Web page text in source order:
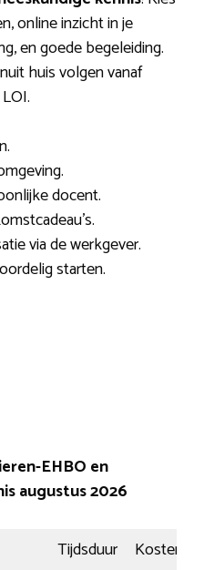
online inzicht in je
en goede begeleiding.
huis volgen vanaf
docent.
via de werkgever.
starten.
EHBO en
augustus 2026
Tijdsduur Kosten